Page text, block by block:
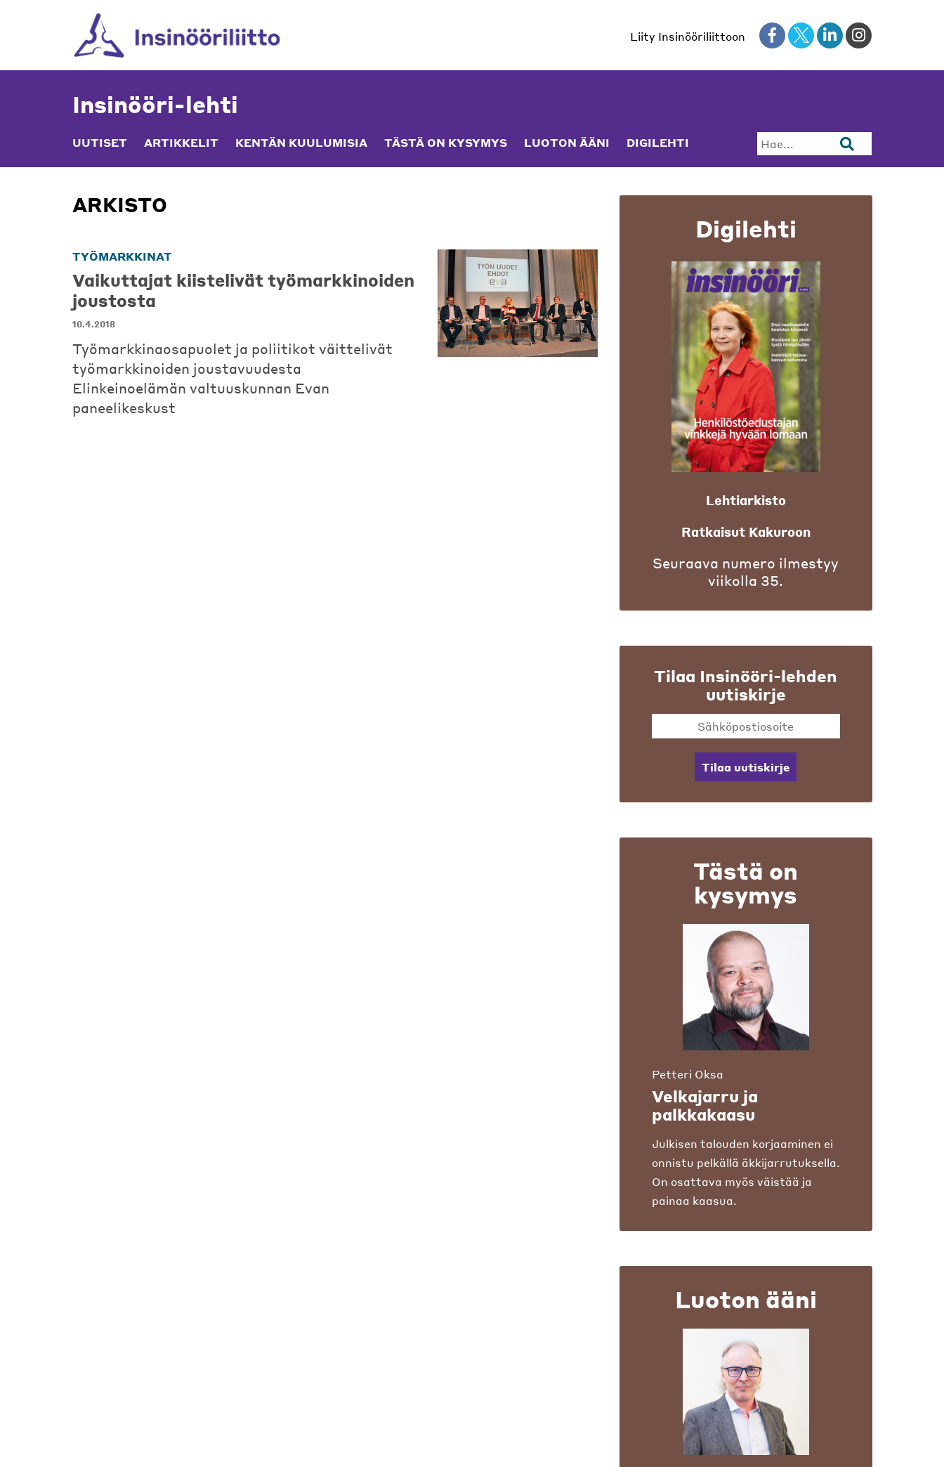
Liity Insinööriliittoon
Insinööri-lehti
UUTISET ARTIKKELIT KENTÄN KUULUMISIA TÄSTÄ ON KYSYMYS LUOTON ÄÄNI DIGILEHTI Hae...
ARKISTO
TYÖMARKKINAT
Vaikuttajat kiistelivät työmarkkinoiden
joustosta
10.4.2018
Työmarkkinaosapuolet ja poliitikot väittelivät
työmarkkinoiden joustavuudesta
Elinkeinoelämän valtuuskunnan Evan
paneelikeskust
Digilehti
Lehtiarkisto
Ratkaisut Kakuroon
Seuraava numero ilmestyy
viikolla 35.
Tilaa Insinööri-lehden
uutiskirje
Tilaa uutiskirje
Tästä on
kysymys
Petteri Oksa
Velkajarru ja
palkkakaasu
Julkisen talouden korjaaminen ei
onnistu pelkällä äkkijarrutuksella.
On osattava myös väistää ja
painaa kaasua.
Luoton ääni